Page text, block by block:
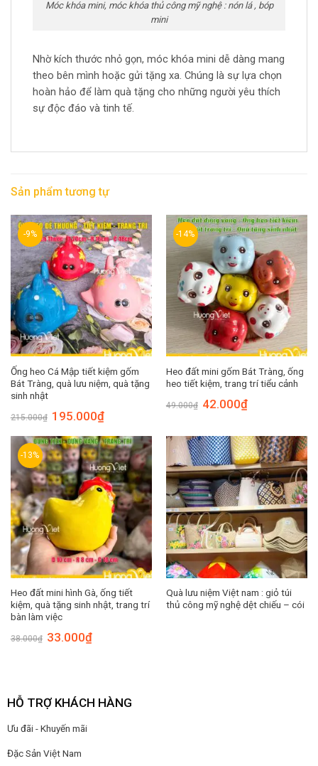
Móc khóa mini, móc khóa thủ công mỹ nghệ : nón lá , bóp
mini
Nhờ kích thước nhỏ gọn, móc khóa mini dễ dàng mang
theo bên mình hoặc gửi tặng xa. Chúng là sự lựa chọn
hoàn hảo để làm quà tặng cho những người yêu thích
sự độc đáo và tinh tế.
Sản phẩm tương tự
-9%
Ống heo Cá Mập tiết kiệm gốm
Bát Tràng, quà lưu niệm, quà tặng
sinh nhật
215.000₫ Giá
gốc
215.000₫.
195.000₫Giá
là:
195.000₫.
-14%
Heo đất mini gốm Bát Tràng, ống
heo tiết kiệm, trang trí tiểu cảnh
49.000₫ Giá
gốc
42.000₫Giá
42.000₫.
-13%
Heo đất mini hình Gà, ống tiết
kiệm, quà tặng sinh nhật, trang trí
bàn làm việc
38.000₫ Giá
gốc
33.000₫Giá
Quà lưu niệm Việt nam : giỏ túi
thủ công mỹ nghệ dệt chiếu – cói
HỖ TRỢ KHÁCH HÀNG
Ưu đãi - Khuyến mãi
Đặc Sản Việt Nam